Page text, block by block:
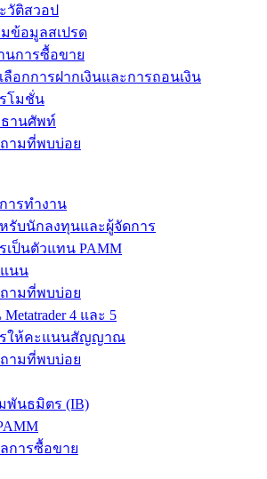
วัติสวอป
ข้อมูลสเปรด
นการซื้อขาย
ลือกการฝากเงินและการถอนเงิน
โมชั่น
านศัพท์
ามที่พบบ่อย
ารทำงาน
รับนักลงทุนและผู้จัดการ
เป็นตัวแทน PAMM
นน
ามที่พบบ่อย
4 และ 5
ให้คะแนนสัญญาณ
ามที่พบบ่อย
พันธมิตร (IB)
การซื้อขาย